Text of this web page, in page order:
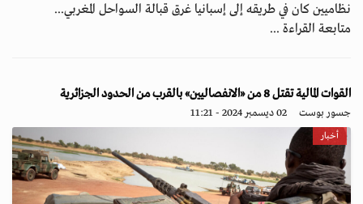
نظاميين كان في طريقه إلى إسبانيا غرق قبالة السواحل المغربي...
متابعة القراءة ...
القوات المالية تقتل 8 من «الانفصاليين» بالقرب من الحدود الجزائرية
جسور بوست 02 ديسمبر 2024 - 11:21
أخبار